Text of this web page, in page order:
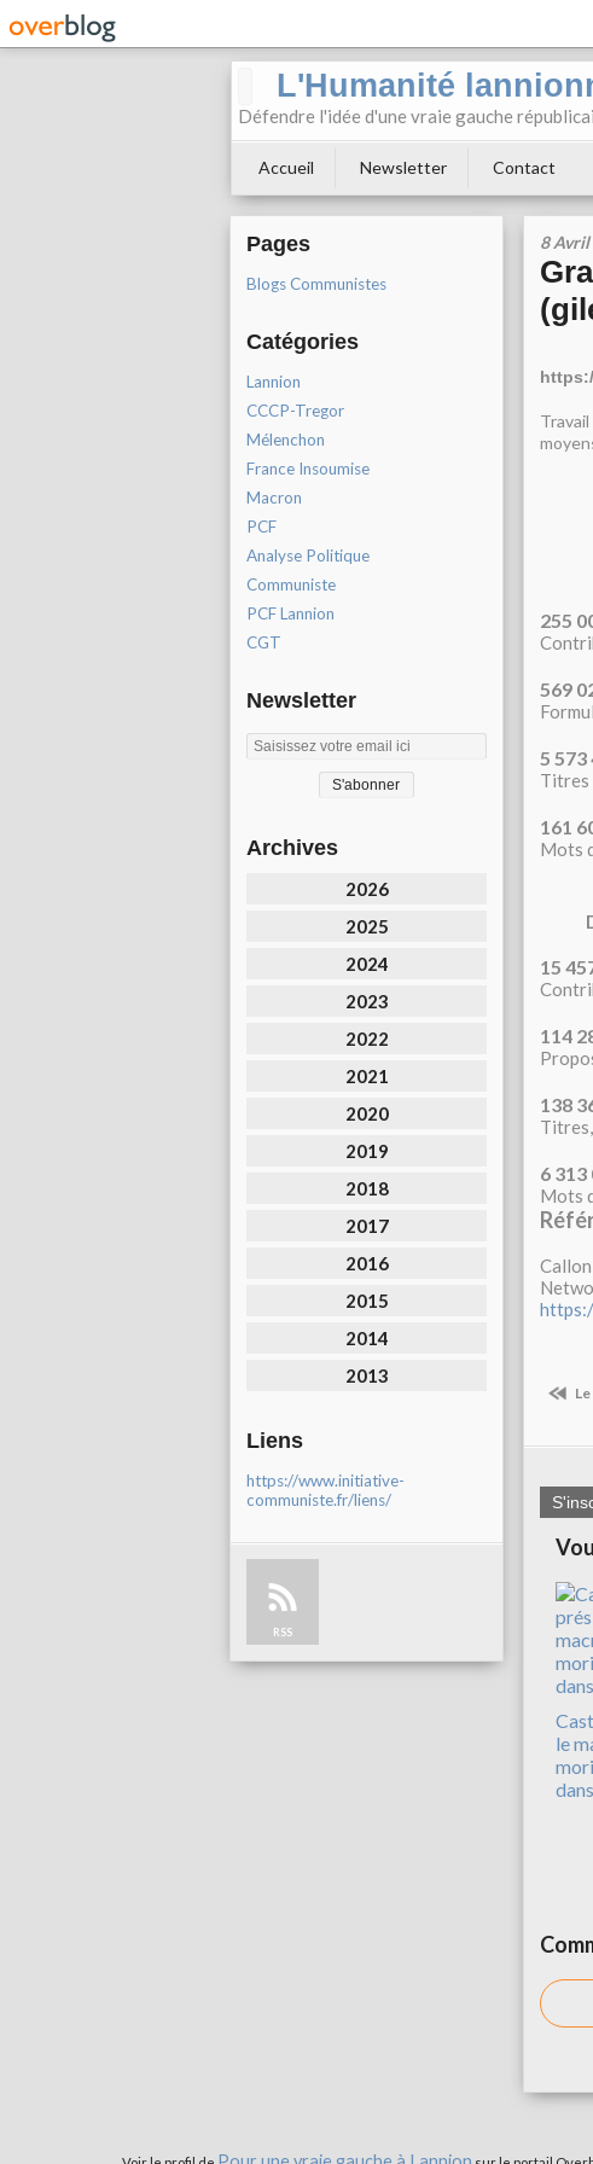
L'Humanité
Défendre l'idée d'une vraie gauche
Accueil Newsletter Contact
Pages
Blogs Communistes
Catégories
Lannion
CCCP-Tregor
Mélenchon
France Insoumise
Macron
PCF
Analyse Politique
Communiste
PCF Lannion
CGT
Newsletter
Archives
2026
2025
2024
2023
2022
2021
2020
2019
2018
2017
2016
2015
2014
2013
Liens
https://www.initiative-
communiste.fr/liens/
RSS
8 Avril
255
569
5 573
Titres
161
Mots
15
114
138
6 313
Mots
le